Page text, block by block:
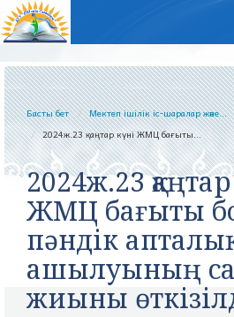
Басты бет
Мектеп ішілік іс-шаралар және...
2024ж.23 қаңтар күні ЖМЦ бағыты...
2024ж.23
ЖМЦ бағыты
пәндік апталық
ашылуының
жиыны